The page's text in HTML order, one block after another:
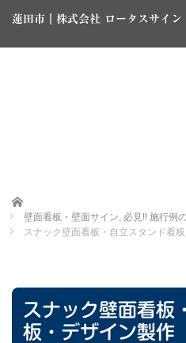
蓮田市｜株式会社 ロータスサイン
Home
壁面看板・壁面サイン, 必見!! 施行例
スナック壁面看板・自立スタンド看
スナック壁面看板
板・デザイン製作